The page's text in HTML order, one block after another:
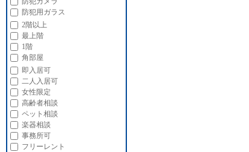
防犯用ガラス
2階以上
最上階
1階
角部屋
即入居可
二人入居可
女性限定
高齢者相談
ペット相談
楽器相談
事務所可
フリーレント